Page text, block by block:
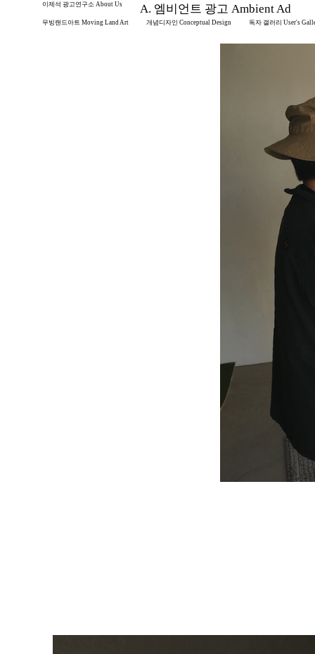
이제석 광고연구소 About Us A. 엠비언트 광고 Ambient Ad
무빙랜드아트 Moving Land Art 개념디자인 Conceptual Design 독자 갤러리 User's